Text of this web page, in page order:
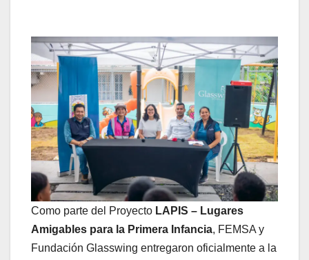
Como parte del Proyecto LAPIS – Lugares
Amigables para la Primera Infancia, FEMSA y
Fundación Glasswing entregaron oficialmente a la